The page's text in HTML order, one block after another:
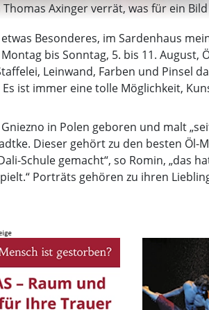
Axinger verrät, was für ein
Besonderes, im Sardenhaus
bis Sonntag, 5. bis 11.
Leinwand, Farben und Pinsel
ist immer eine tolle Möglichkeit,
in Polen geboren und malt
Dieser gehört zu den besten Öl-
Schule gemacht“, so Romin, „das
Porträts gehören zu ihren